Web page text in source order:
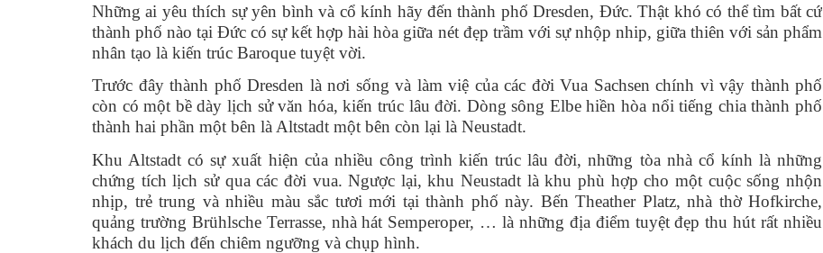
Những ai yêu thích sự yên bình và cổ kính hãy đến thành phố Dresden, Đức. Thật khó có thể tìm bất cứ
thành phố nào tại Đức có sự kết hợp hài hòa giữa nét đẹp trầm với sự nhộp nhip, giữa thiên với sản phẩm
nhân tạo là kiến trúc Baroque tuyệt vời.
Trước đây thành phố Dresden là nơi sống và làm việ của các đời Vua Sachsen chính vì vậy thành phố
còn có một bề dày lịch sử văn hóa, kiến trúc lâu đời. Dòng sông Elbe hiền hòa nổi tiếng chia thành phố
thành hai phần một bên là Altstadt một bên còn lại là Neustadt.
Khu Altstadt có sự xuất hiện của nhiều công trình kiến trúc lâu đời, những tòa nhà cổ kính là những
chứng tích lịch sử qua các đời vua. Ngược lại, khu Neustadt là khu phù hợp cho một cuộc sống nhộn
nhịp, trẻ trung và nhiều màu sắc tươi mới tại thành phố này. Bến Theather Platz, nhà thờ Hofkirche,
quảng trường Brühlsche Terrasse, nhà hát Semperoper, … là những địa điểm tuyệt đẹp thu hút rất nhiều
khách du lịch đến chiêm ngưỡng và chụp hình.